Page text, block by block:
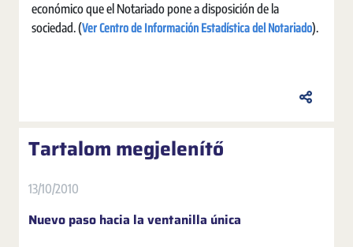
económico que el Notariado pone a disposición de la
sociedad. (Ver Centro de Información Estadística del Notariado).
Tartalom megjelenítő
13/10/2010
Nuevo paso hacia la ventanilla única